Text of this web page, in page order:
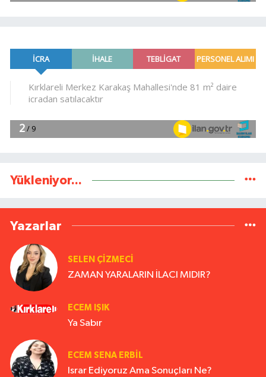
Yükleniyor...
Yazarlar
SELEN ÇİZMECİ
ZAMAN YARALARIN İLACI MIDIR?
ECEM IŞIK
Ya Sabır
ECEM SENA ERBIL
Israr Ediyoruz Ama Sonuçları Ne?